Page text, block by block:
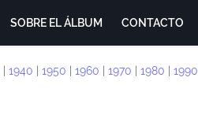
SOBRE EL ÁLBUM CONTACTO
1940 1950 1960 1970 1980 1990